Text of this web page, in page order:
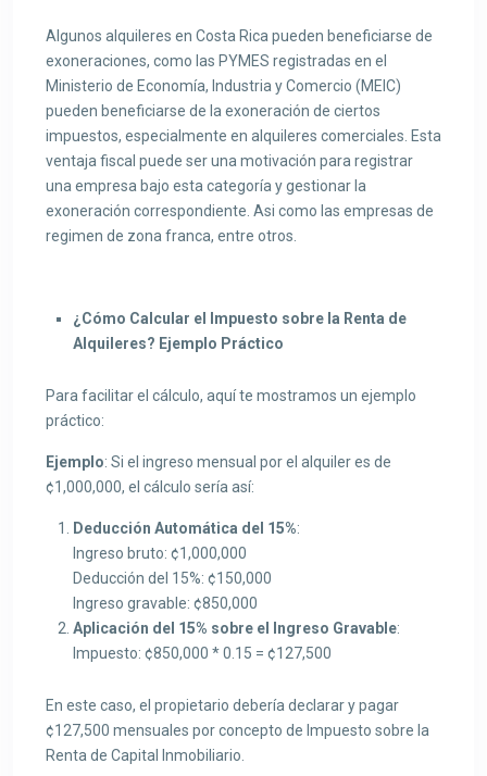
Algunos alquileres en Costa Rica pueden beneficiarse de
exoneraciones, como las PYMES registradas en el
Ministerio de Economía, Industria y Comercio (MEIC)
pueden beneficiarse de la exoneración de ciertos
impuestos, especialmente en alquileres comerciales. Esta
ventaja fiscal puede ser una motivación para registrar
una empresa bajo esta categoría y gestionar la
exoneración correspondiente. Asi como las empresas de
regimen de zona franca, entre otros.
¿Cómo Calcular el Impuesto sobre la Renta de
Alquileres? Ejemplo Práctico
Para facilitar el cálculo, aquí te mostramos un ejemplo
práctico:
Ejemplo: Si el ingreso mensual por el alquiler es de
¢1,000,000, el cálculo sería así:
Deducción Automática del 15%:
Ingreso bruto: ¢1,000,000
Deducción del 15%: ¢150,000
Ingreso gravable: ¢850,000
Aplicación del 15% sobre el Ingreso Gravable:
Impuesto: ¢850,000 * 0.15 = ¢127,500
En este caso, el propietario debería declarar y pagar
¢127,500 mensuales por concepto de Impuesto sobre la
Renta de Capital Inmobiliario.